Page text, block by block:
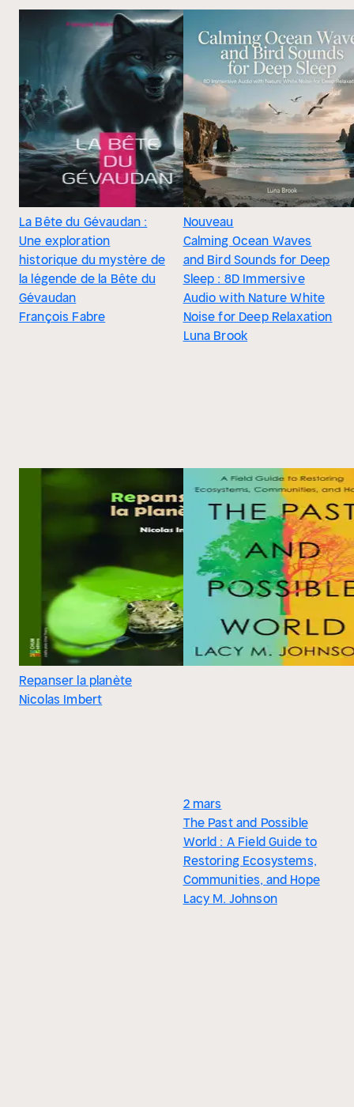
La Bête du Gévaudan :
Une exploration
historique du mystère de
la légende de la Bête du
Gévaudan
François Fabre
Nouveau
Calming Ocean Waves
and Bird Sounds for Deep
Sleep : 8D Immersive
Audio with Nature White
Noise for Deep Relaxation
Luna Brook
Repanser la planète
Nicolas Imbert
2 mars
The Past and Possible
World : A Field Guide to
Restoring Ecosystems,
Communities, and Hope
Lacy M. Johnson